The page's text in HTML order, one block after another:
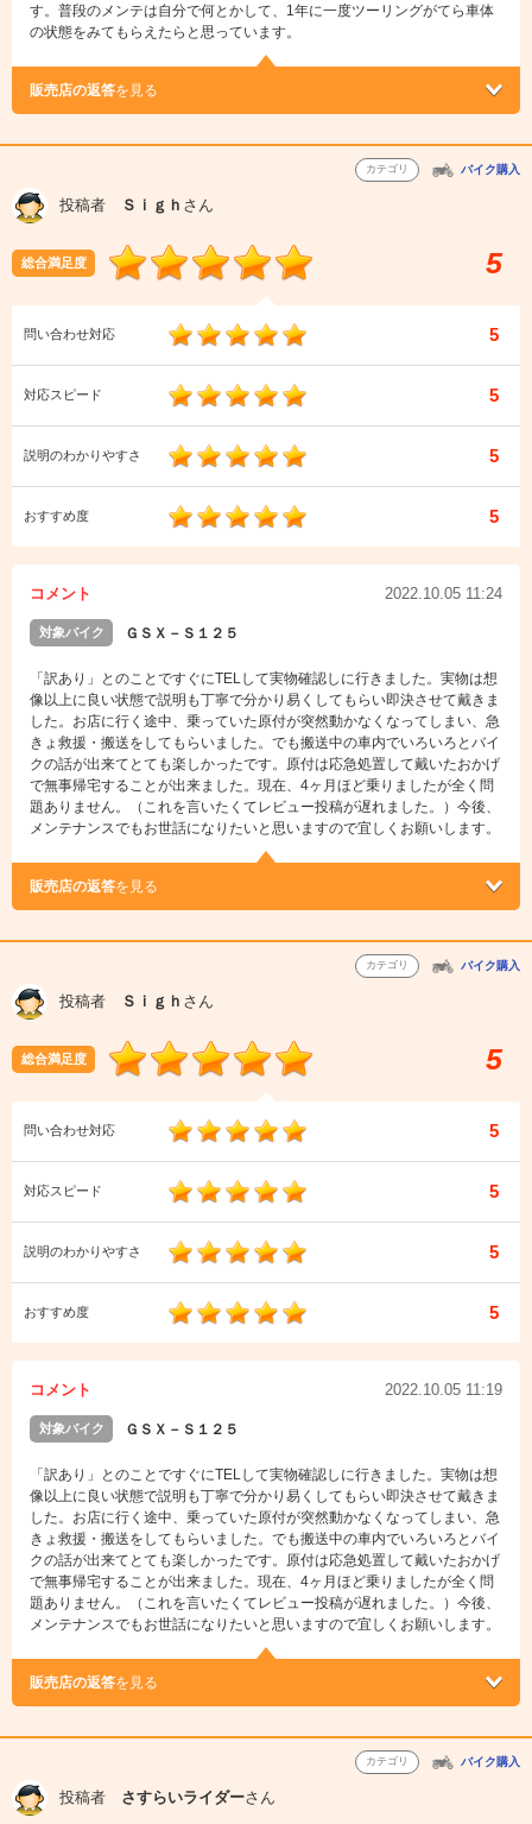
す。普段のメンテは自分で何とかして、1年に一度ツーリングがてら車体
の状態をみてもらえたらと思っています。
販売店の返答を見る
カテゴリ バイク購入
投稿者 Ｓｉｇｈ さん
総合満足度 5
問い合わせ対応 5
対応スピード 5
説明のわかりやすさ 5
おすすめ度 5
コメント 2022.10.05 11:24
対象バイク ＧＳＸ－Ｓ１２５
「訳あり」とのことですぐにTELして実物確認しに行きました。実物は想
像以上に良い状態で説明も丁寧で分かり易くしてもらい即決させて戴きま
した。お店に行く途中、乗っていた原付が突然動かなくなってしまい、急
きょ救援・搬送をしてもらいました。でも搬送中の車内でいろいろとバイ
クの話が出来てとても楽しかったです。原付は応急処置して戴いたおかげ
で無事帰宅することが出来ました。現在、4ヶ月ほど乗りましたが全く問
題ありません。（これを言いたくてレビュー投稿が遅れました。）今後、
メンテナンスでもお世話になりたいと思いますので宜しくお願いします。
販売店の返答を見る
カテゴリ バイク購入
投稿者 Ｓｉｇｈ さん
総合満足度 5
問い合わせ対応 5
対応スピード 5
説明のわかりやすさ 5
おすすめ度 5
コメント 2022.10.05 11:19
対象バイク ＧＳＸ－Ｓ１２５
「訳あり」とのことですぐにTELして実物確認しに行きました。実物は想
像以上に良い状態で説明も丁寧で分かり易くしてもらい即決させて戴きま
した。お店に行く途中、乗っていた原付が突然動かなくなってしまい、急
きょ救援・搬送をしてもらいました。でも搬送中の車内でいろいろとバイ
クの話が出来てとても楽しかったです。原付は応急処置して戴いたおかげ
で無事帰宅することが出来ました。現在、4ヶ月ほど乗りましたが全く問
題ありません。（これを言いたくてレビュー投稿が遅れました。）今後、
メンテナンスでもお世話になりたいと思いますので宜しくお願いします。
販売店の返答を見る
カテゴリ バイク購入
投稿者 さすらいライダーさん